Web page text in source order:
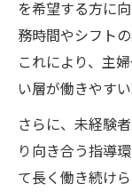
を希望する方に
務時間やシフト
これにより、主
い層が働きやす
さらに、未経験
り向き合う指導
て長く働き続け